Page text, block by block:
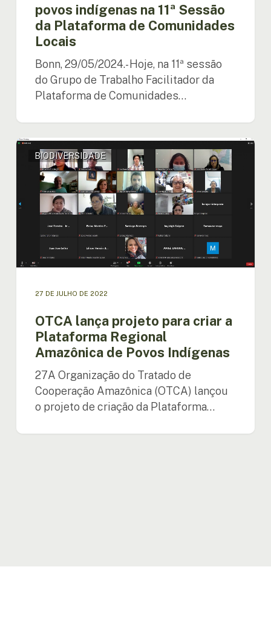
Comunidades
Locais
povos indígenas na 11ª Sessão
da Plataforma de Comunidades
Locais
Bonn, 29/05/2024.- Hoje, na 11ª sessão
do Grupo de Trabalho Facilitador da
Plataforma de Comunidades…
OTCA
lança
projeto
a
Plataforma
Regional
Amazônica
de
Indígenas
BIODIVERSIDADE
27 DE JULHO DE 2022
OTCA lança projeto para criar a
Plataforma Regional
Amazônica de Povos Indígenas
27A Organização do Tratado de
Cooperação Amazônica (OTCA) lançou
o projeto de criação da Plataforma…